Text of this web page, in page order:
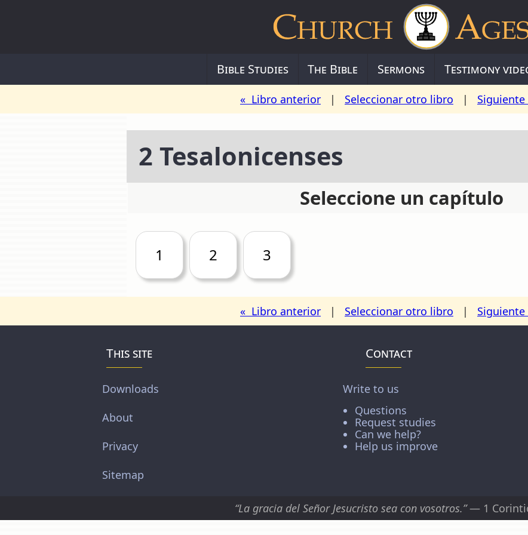
Bible Studies The Bible Sermons Testimony
« Libro anterior | Seleccionar otro libro |
2 Tesalonicenses
Seleccione un capítulo
1 2 3
« Libro anterior | Seleccionar otro libro |
This site
Downloads
About
Privacy
Sitemap
Contact
Write to us
Questions
Request studies
Can we help?
Help us improve
“La gracia del Señor Jesucristo sea con vosotros.”— 1